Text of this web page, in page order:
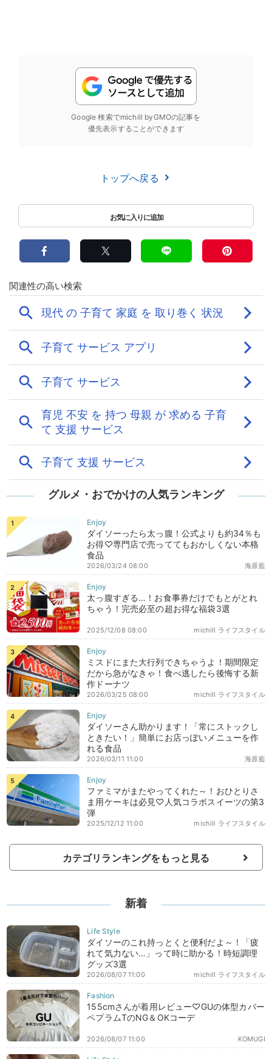
Google 検索でmichill byGMOの記事を
優先表示することができます
トップへ戻る
グルメ・おでかけの人気ランキング
ダイソーったら太っ腹！公式よりも約34％も
お得♡専門店で売っててもおかしくない本格
食品
海原藍
2026/03/24 08:00
太っ腹すぎる…！お食事券だけでもとがとれ
ちゃう！完売必至の超お得な福袋3選
michill ライフスタイル
2025/12/08 08:00
ミスドにまた大行列できちゃうよ！期間限定
だから急がなきゃ！食べ逃したら後悔する新
作ドーナツ
michill ライフスタイル
2026/03/25 08:00
ダイソーさん助かります！「常にストックし
ときたい！」簡単にお店っぽいメニューを作
れる食品
海原藍
2026/03/11 11:00
ファミマがまたやってくれた～！おひとりさ
ま用ケーキは必見♡人気コラボスイーツの第3
弾
michill ライフスタイル
2025/12/12 11:00
カテゴリランキングをもっと見る
新着
ダイソーのこれ持っとくと便利だよ～！「疲
れて気力ない…」って時に助かる！時短調理
グッズ3選
michill ライフスタイル
2026/08/07 11:00
155cmさんが着用レビュー♡GUの体型カバー
ペプラムTのNG＆OKコーデ
KOMUGI
2026/08/07 11:00